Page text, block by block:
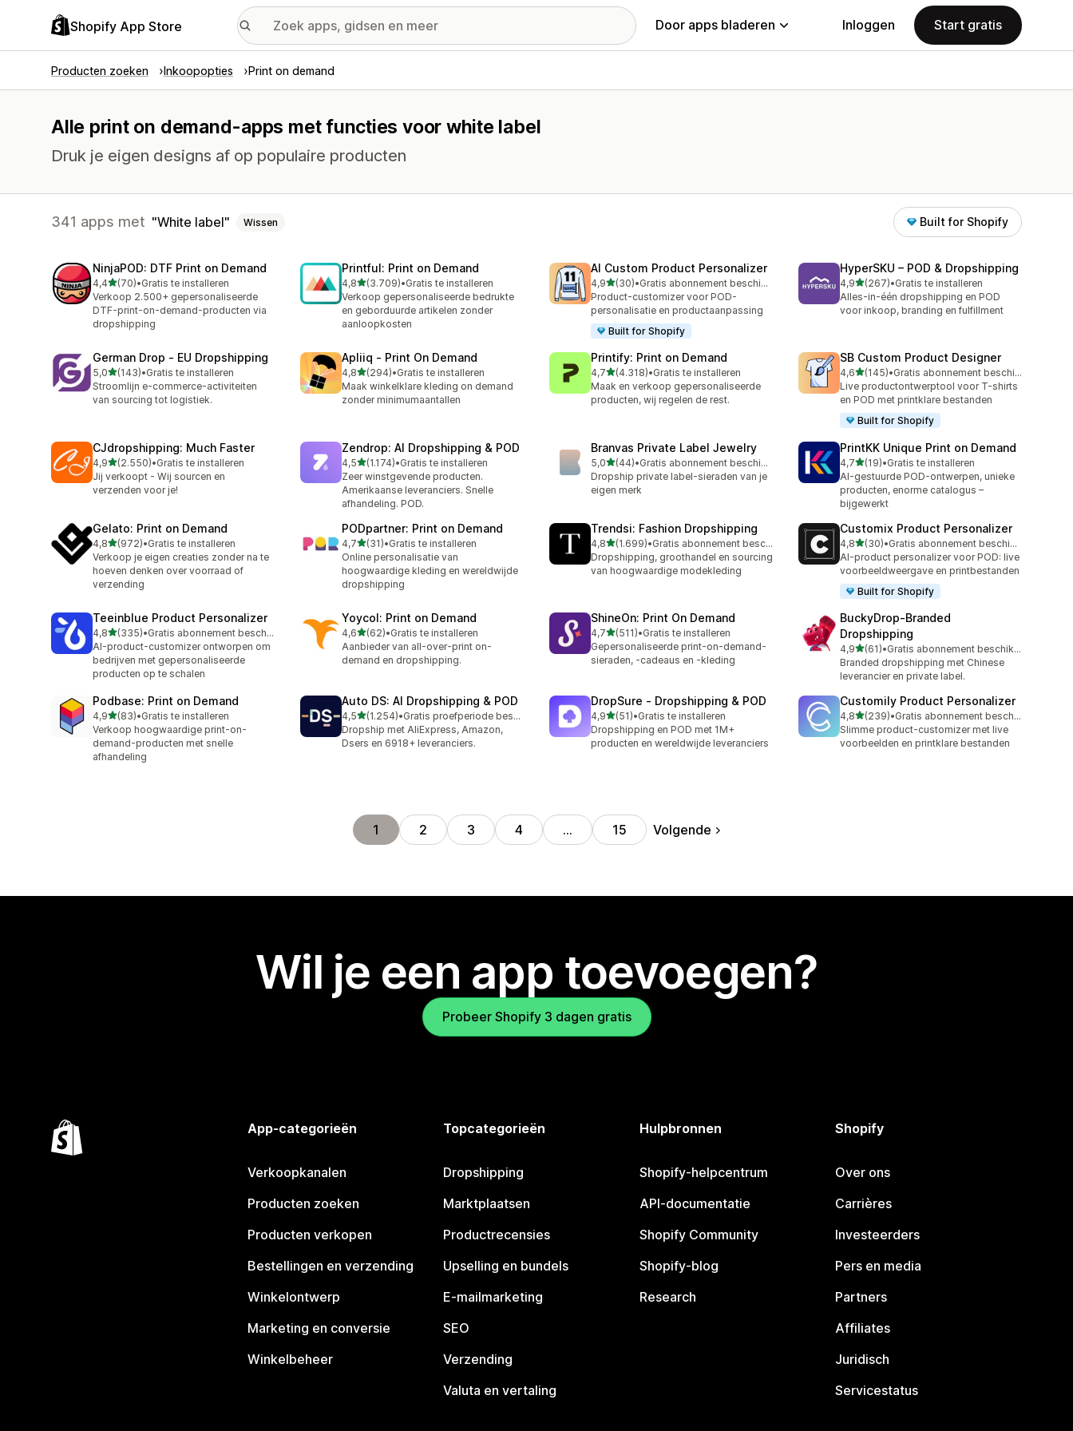
Shopify App Store Door apps bladeren Inloggen Start gratis
Producten zoeken Inkoopopties Print on demand
Alle print on demand-apps met functies voor white label
Druk je eigen designs af op populaire producten
341 apps met White label Wissen Built for Shopify
NinjaPOD: DTF Print on Demand
4,4van 5 sterren
(70)
70 recensies in totaal
•Gratis te installeren
Verkoop 2.500+ gepersonaliseerde
DTF-print-on-demand-producten via
dropshipping
Printful: Print on Demand
4,8van 5 sterren
(3.709)
3709 recensies in totaal
•Gratis te installeren
Verkoop gepersonaliseerde bedrukte
en geborduurde artikelen zonder
aanloopkosten
AI Custom Product Personalizer
4,9van 5 sterren
(30)
30 recensies in totaal
•
Gratis abonnement beschikbaar
Product-customizer voor POD-
personalisatie en productaanpassing
Built for Shopify
HyperSKU – POD & Dropshipping
4,9van 5 sterren
(267)
267 recensies in totaal
•Gratis te installeren
Alles-in-één dropshipping en POD
voor inkoop, branding en fulfillment
German Drop ‑ EU Dropshipping
5,0van 5 sterren
(143)
143 recensies in totaal
•Gratis te installeren
Stroomlijn e-commerce-activiteiten
van sourcing tot logistiek.
Apliiq ‑ Print On Demand
4,8van 5 sterren
(294)
294 recensies in totaal
•Gratis te installeren
Maak winkelklare kleding on demand
zonder minimumaantallen
Printify: Print on Demand
4,7van 5 sterren
(4.318)
4318 recensies in totaal
•Gratis te installeren
Maak en verkoop gepersonaliseerde
producten, wij regelen de rest.
SB Custom Product Designer
4,6van 5 sterren
(145)
145 recensies in totaal
•
Gratis abonnement beschikbaar
Live productontwerptool voor T-shirts
en POD met printklare bestanden
Built for Shopify
CJdropshipping: Much Faster
4,9van 5 sterren
(2.550)
2550 recensies in totaal
•Gratis te installeren
Jij verkoopt - Wij sourcen en
verzenden voor je!
Zendrop: AI Dropshipping & POD
4,5van 5 sterren
(1.174)
1174 recensies in totaal
•Gratis te installeren
Zeer winstgevende producten.
Amerikaanse leveranciers. Snelle
afhandeling. POD.
Branvas Private Label Jewelry
5,0van 5 sterren
(44)
44 recensies in totaal
•
Gratis abonnement beschikbaar
Dropship private label-sieraden van je
eigen merk
PrintKK Unique Print on Demand
4,7van 5 sterren
(19)
19 recensies in totaal
•Gratis te installeren
AI-gestuurde POD-ontwerpen, unieke
producten, enorme catalogus –
bijgewerkt
Gelato: Print on Demand
4,8van 5 sterren
(972)
972 recensies in totaal
•Gratis te installeren
Verkoop je eigen creaties zonder na te
hoeven denken over voorraad of
verzending
PODpartner: Print on Demand
4,7van 5 sterren
(31)
31 recensies in totaal
•Gratis te installeren
Online personalisatie van
hoogwaardige kleding en wereldwijde
dropshipping
Trendsi: Fashion Dropshipping
4,8van 5 sterren
(1.699)
1699 recensies in totaal
•
Gratis abonnement beschikbaar
Dropshipping, groothandel en sourcing
van hoogwaardige modekleding
Customix Product Personalizer
4,8van 5 sterren
(30)
30 recensies in totaal
•
Gratis abonnement beschikbaar
AI-product personalizer voor POD: live
voorbeeldweergave en printbestanden
Built for Shopify
Teeinblue Product Personalizer
4,8van 5 sterren
(335)
335 recensies in totaal
•
Gratis abonnement beschikbaar
AI-product-customizer ontworpen om
bedrijven met gepersonaliseerde
producten op te schalen
Yoycol: Print on Demand
4,6van 5 sterren
(62)
62 recensies in totaal
•Gratis te installeren
Aanbieder van all-over-print on-
demand en dropshipping.
ShineOn: Print On Demand
4,7van 5 sterren
(511)
511 recensies in totaal
•Gratis te installeren
Gepersonaliseerde print-on-demand-
sieraden, -cadeaus en -kleding
BuckyDrop‑Branded
Dropshipping
4,9van 5 sterren
(61)
61 recensies in totaal
•
Gratis abonnement beschikbaar
Branded dropshipping met Chinese
leverancier en private label.
Podbase: Print on Demand
4,9van 5 sterren
(83)
83 recensies in totaal
•Gratis te installeren
Verkoop hoogwaardige print-on-
demand-producten met snelle
afhandeling
Auto DS: AI Dropshipping & POD
4,5van 5 sterren
(1.254)
1254 recensies in totaal
•
Gratis proefperiode beschikbaar
Dropship met AliExpress, Amazon,
Dsers en 6918+ leveranciers.
DropSure ‑ Dropshipping & POD
4,9van 5 sterren
(51)
51 recensies in totaal
•Gratis te installeren
Dropshipping en POD met 1M+
producten en wereldwijde leveranciers
Customily Product Personalizer
4,8van 5 sterren
(239)
239 recensies in totaal
•
Gratis abonnement beschikbaar
Slimme product-customizer met live
voorbeelden en printklare bestanden
1 2 3 4 … 15 Volgende
Wil je een app toevoegen?
Probeer Shopify 3 dagen gratis
App-categorieën
Verkoopkanalen
Producten zoeken
Producten verkopen
Bestellingen en verzending
Winkelontwerp
Marketing en conversie
Winkelbeheer
Topcategorieën
Dropshipping
Marktplaatsen
Productrecensies
Upselling en bundels
E-mailmarketing
SEO
Verzending
Valuta en vertaling
Hulpbronnen
Shopify-helpcentrum
API-documentatie
Shopify Community
Shopify-blog
Research
Shopify
Over ons
Carrières
Investeerders
Pers en media
Partners
Affiliates
Juridisch
Servicestatus